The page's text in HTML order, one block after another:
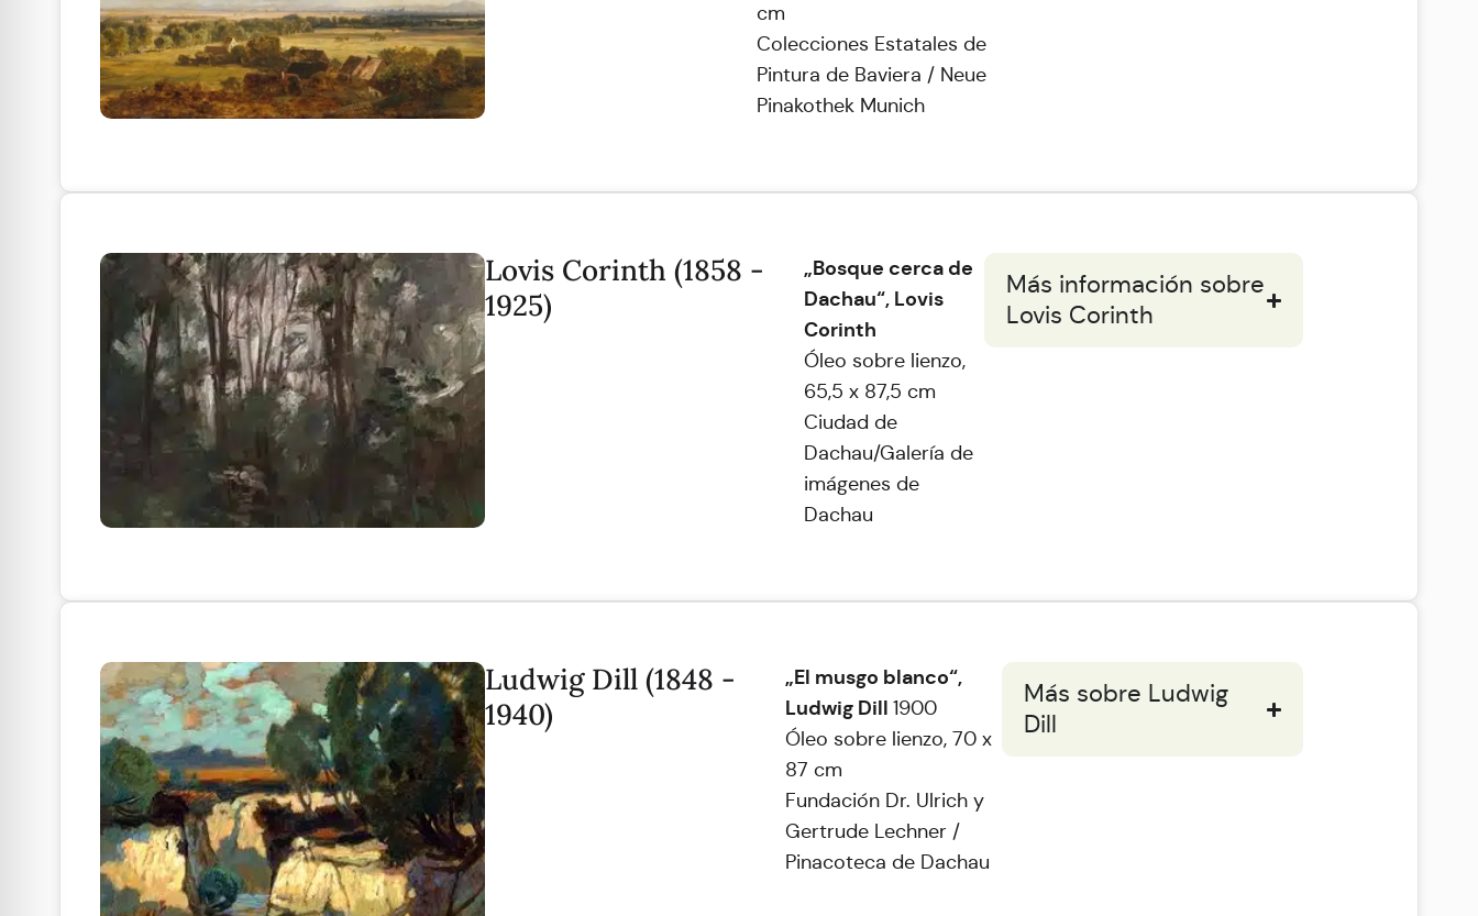
cm
Colecciones Estatales de
Pintura de Baviera / Neue
Pinakothek Munich
Lovis Corinth (1858 -
1925)
„Bosque cerca de
Dachau“, Lovis
Corinth
Óleo sobre lienzo,
65,5 x 87,5 cm
Ciudad de
Dachau/Galería de
imágenes de
Dachau
Más información sobre
Lovis Corinth
Ludwig Dill (1848 -
1940)
„El musgo blanco“,
Ludwig Dill1900
Óleo sobre lienzo, 70 x
87 cm
Fundación Dr. Ulrich y
Gertrude Lechner /
Pinacoteca de Dachau
Más sobre Ludwig
Dill